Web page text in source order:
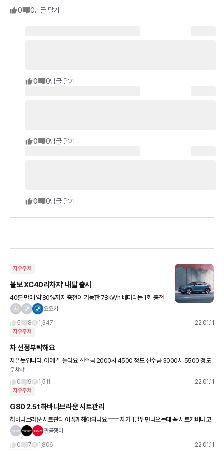
0 0답글 달기
0 0답글 달기
0 0답글 달기
0 0답글 달기
자유주제
볼보 XC40리차지' 내달 출시
40분 만에 약 80%까지 충전이 가능한 78kWh 배터리는 1회 충전
시 최대 약 420km(WLTP 기준)를 주행할 수 있다고 합니다 이거
요요기
5
8 1,347 22.01.11
자유주제
차 선정부탁해요
차알못입니다. 아예 잘 몰라요 선수금 2000시 4500 정도 선수금 3000시 5500 정도
차액은 할부 60개월! 3인가족 탈 예정이며 주말 나들이 그리고 출퇴근시 주에 2번정도
이용 예상 출
읏챠챠
0
9 1,511 22.01.11
자유주제
G80 2.5t 하바나브라운 시트관리
하바나브라운 시트관리 어떻게해야되나요 ㅠㅠ 차가 1달뒤면나오는데 꼭 시트커버나 코
팅을해야되나요??판금쟁이
0
7 1,806 22.01.11